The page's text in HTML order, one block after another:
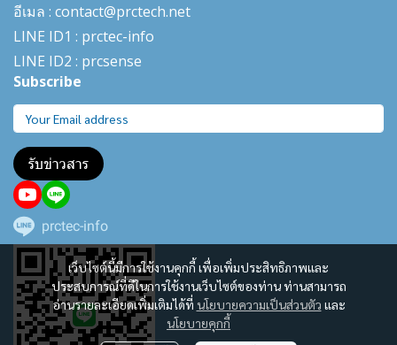
เว็บไซต์นี้มีการใช้งานคุกกี้ เพื่อเพิ่มประสิทธิภาพและ
ประสบการณ์ที่ดีในการใช้งานเว็บไซต์ของท่าน ท่านสามารถ
อ่านรายละเอียดเพิ่มเติมได้ที่ นโยบายความเป็นส่วนตัว และ
นโยบายคุกกี้
อีเมล : contact@prctech.net
LINE ID1 : prctec-info
LINE ID2 : prcsense
Subscribe
รับข่าวสาร
prctec-info